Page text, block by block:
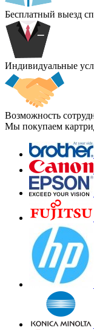
Бесплатный выезд
Индивидуальные
Возможность
Мы покупаем